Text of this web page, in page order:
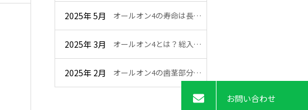
お問い合わせ
2025年 5月 オールオン4の寿命は長…
2025年 3月 オールオン4とは？総入…
2025年 2月 オールオン4の歯茎部分…